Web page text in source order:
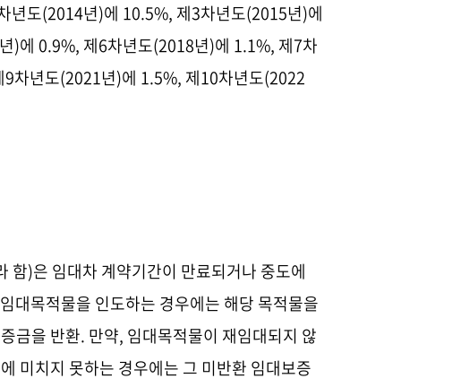
년도(2014년)에 10.5%, 제3차년도(2015년)에
년)에 0.9%, 제6차년도(2018년)에 1.1%, 제7차
9차년도(2021년)에 1.5%, 제10차년도(2022
함)은 임대차 계약기간이 만료되거나 중도에
대목적물을 인도하는 경우에는 해당 목적물을
금을 반환. 만약, 임대목적물이 재임대되지 않
미치지 못하는 경우에는 그 미반환 임대보증